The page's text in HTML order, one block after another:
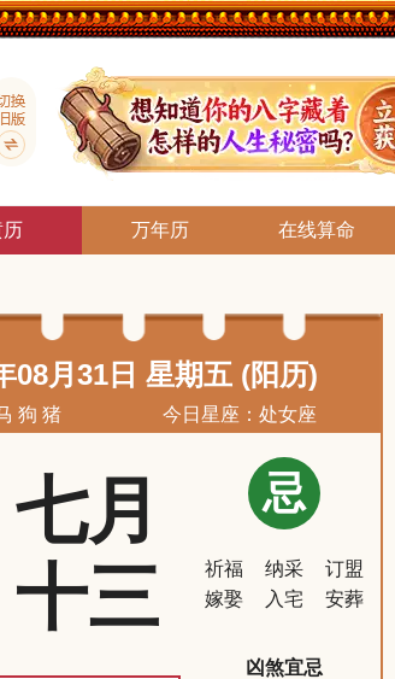
历 万年历 在线算命
08月31日 星期五 (阳历)
狗 猪 今日星座：处女座
七月
十三
忌
祈福 纳采
订盟
嫁娶
入宅 安葬
凶煞宜忌